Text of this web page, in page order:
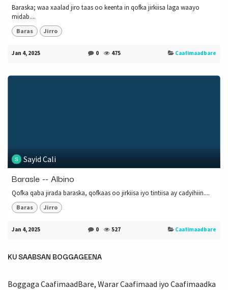
Baraska; waa xaalad jiro taas oo keenta in qofka jirkiisa laga waayo
midab....
Baras Jirro
Jan 4, 2025 0 475 Caafimaadbare
Sayid Cali
Barasle -- Albino
Qofka qaba jirada baraska, qofkaas oo jirkiisa iyo tintiisa ay cadyihiin....
Baras Jirro
Jan 4, 2025 0 527 Caafimaadbare
KU SAABSAN BOGGAGEENA
Boggaga CaafimaadBare, Warar Caafimaad iyo Caafimaadka